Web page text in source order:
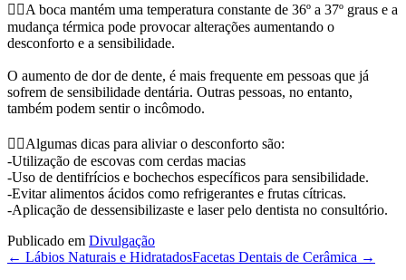
👉🏻A boca mantém uma temperatura constante de 36º a 37º graus e a
mudança térmica pode provocar alterações aumentando o
desconforto e a sensibilidade.⁣
O aumento de dor de dente, é mais frequente em pessoas que já
sofrem de sensibilidade dentária. Outras pessoas, no entanto,
também podem sentir o incômodo.⁣
👇🏻Algumas dicas para aliviar o desconforto são:⁣
-Utilização de escovas com cerdas macias⁣
-Uso de dentifrícios e ⁣bochechos específicos para sensibilidade.
-Evitar alimentos ácidos como refrigerantes e frutas cítricas.
-Aplicação de dessensibilizaste e laser pelo dentista no consultório.
Publicado em Divulgação
← Lábios Naturais e HidratadosFacetas Dentais de Cerâmica →